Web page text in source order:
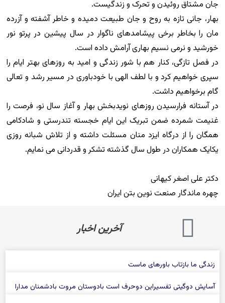
جان مشتاق روئیدن و تحرک و زندگیست.
بهار، جانی تازه به روح و جان طبیعت دمیده و خاطر آشفته و آزرده
مان را بخاطر برخی پیشامدهای ناگوار در سال پیشین در پرتو نور
خورشید و نرمی نسیم بهاری آرامش داده است.
در فصل تازگی، کنار هم با شور زندگی و امید به روزهای بهتر ایام را
سپری خواهیم کرد و با لطف الهی با خودباوری در مسیر رشد و تعالی
گام برخواهیم داشت.
در آستانه فرارسیدن روزهای نویدبخش بهار و آغاز سال نو، فرصت را
غنیمت شمرده ضمن تبریک این ایام خجسته تندرستی و شادکامی
همگان را از درگاه ایزد منان مسئلت داشته و از تلاش شبانه روزی
یکایک همکاران در طول سال گذشته تشکر و قدردانی می نمایم.
دکتر علی اصغر کیهانی
چهره ماندگار صنعت نوین بتن ایران
آخرین اخبار
زندگی ما بازتاب باورهای ماست
آسایش دوگیتی تفسیراین دوحرف است بادوستان مروت بادشمنان مدارا